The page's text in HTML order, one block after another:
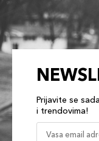
Prijavite se
i trendovima!